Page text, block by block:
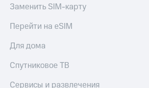
Заменить SIM-карту
Перейти на eSIM
Для дома
Спутниковое ТВ
Сервисы и развлечения